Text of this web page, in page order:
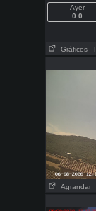
Ayer
0.0
Gráficos -
Agrandar